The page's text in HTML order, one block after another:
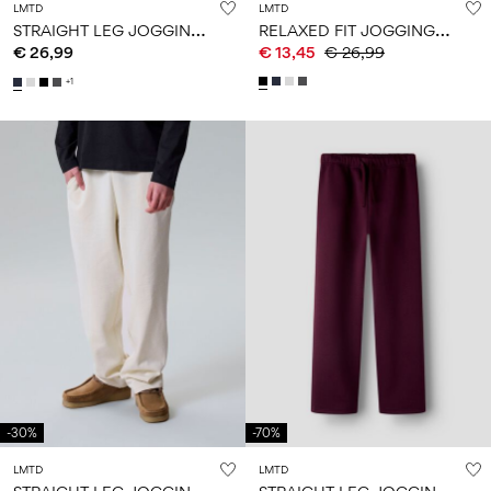
LMTD
S
TRAIGHT LEG JOGGINGBROEK
€ 26,99
+1
LMTD
R
ELAXED FIT JOGGINGBROEK
€ 13,45 € 26,99
-30%
LMTD
-70%
LMTD